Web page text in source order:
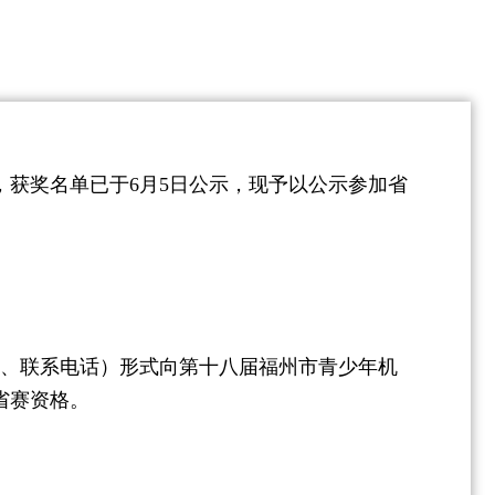
奖名单已于6月5日公示，现予以公示参加省
系电话）形式向第十八届福州市青少年机
资格。